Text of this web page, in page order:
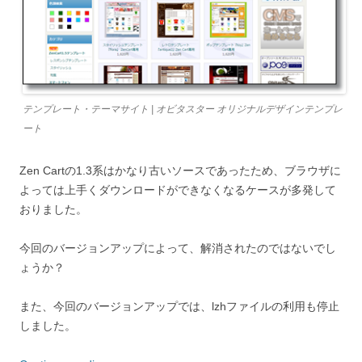
テンプレート・テーマサイト | オビタスター オリジナルデザインテンプレ
ート
Zen Cartの1.3系はかなり古いソースであったため、ブラウザに
よっては上手くダウンロードができなくなるケースが多発して
おりました。
今回のバージョンアップによって、解消されたのではないでし
ょうか？
また、今回のバージョンアップでは、lzhファイルの利用も停止
しました。